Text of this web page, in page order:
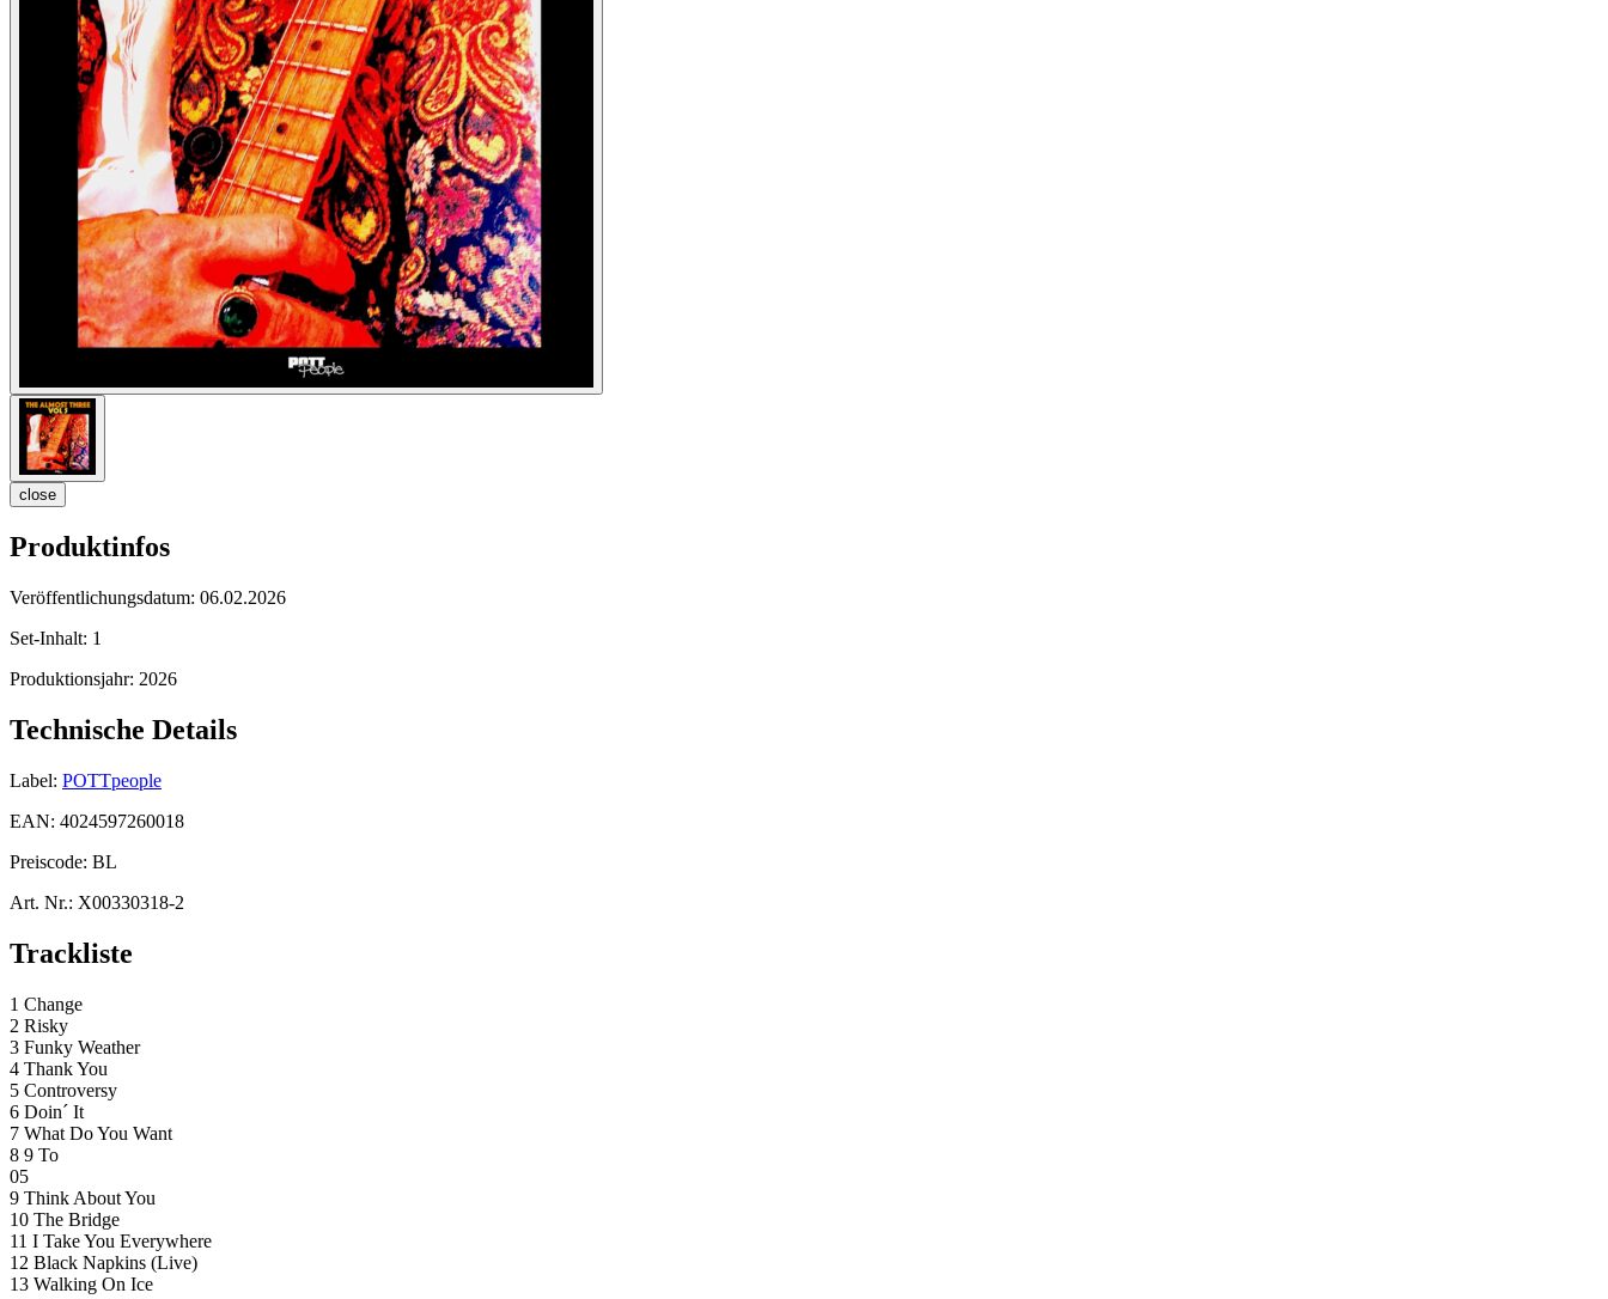
close
Produktinfos
Veröffentlichungsdatum: 06.02.2026
Set-Inhalt: 1
Produktionsjahr: 2026
Technische Details
Label: POTTpeople
EAN: 4024597260018
Preiscode: BL
Art. Nr.: X00330318-2
Trackliste
1 Change
2 Risky
3 Funky Weather
4 Thank You
5 Controversy
6 Doin´ It
7 What Do You Want
8 9 To
05
9 Think About You
10 The Bridge
11 I Take You Everywhere
12 Black Napkins (Live)
13 Walking On Ice